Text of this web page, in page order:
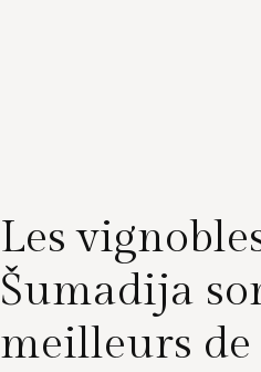
Les
Šumadija
meilleurs de